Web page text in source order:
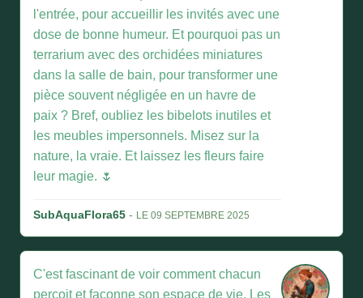
l'entrée, pour accueillir les invités avec une
dose de bonne humeur. Et pourquoi pas un
terrarium avec des orchidées miniatures
dans la salle de bain, pour transformer une
pièce souvent négligée en un havre de
paix ? Bref, oubliez les bibelots inutiles et
les meubles impersonnels. Misez sur la
nature, la vraie. Et laissez les fleurs faire
leur magie. 🌷
SubAquaFlora65 - LE 09 SEPTEMBRE 2025
C'est fascinant de voir comment chacun
perçoit et façonne son espace de vie. Les